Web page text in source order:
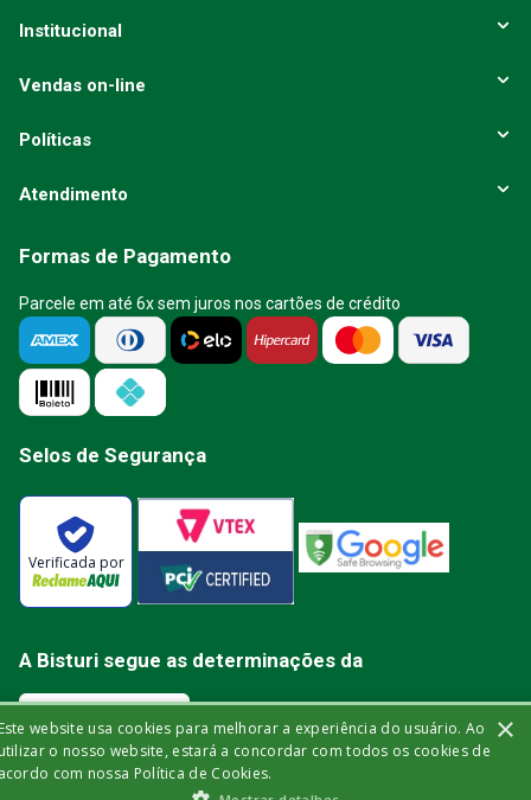
Institucional
Vendas on-line
Políticas
Atendimento
Formas de Pagamento
Parcele em até 6x sem juros nos cartões de crédito
Selos de Segurança
Verificada por
A Bisturi segue as determinações da
Bisturi Distribuidora de Material Hospitalar Ltda | Rua Miguel de Frias, 150 -
×
website usa cookies para melhorar a experiência do usuário. Ao
o nosso website, estará a concordar com todos os cookies de
com nossa Política de Cookies.